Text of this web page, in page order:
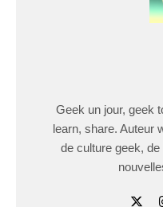
Geek un jour, geek
learn, share. Auteur
de culture geek,